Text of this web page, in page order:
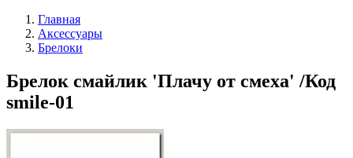
Главная
Аксессуары
Брелоки
Брелок смайлик 'Плачу от смеха' /Код
smile-01